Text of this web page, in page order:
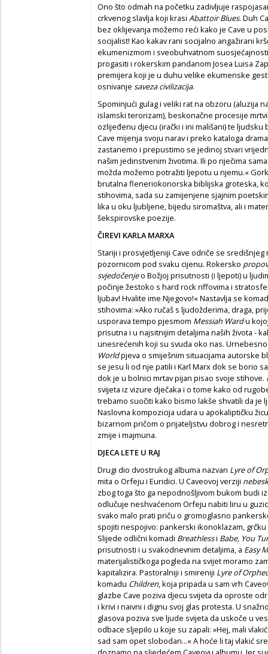
Ono što odmah na početku zadivljuje
crkvenog slavlja koji krasi Abattoir Blues. Duh
bez oklijevanja možemo reći kako je Cave u
socijalist! Kao kakav rani socijalno angažirani
ekumenizmom i sveobuhvatnom
progasiti i rokerskim pandanom Josea Luisa
premijera koji je u duhu velike ekumenske
osnivanje saveza civilizacija.
Spominjući gulag i veliki rat na obzoru (aluzija
islamski terorizam), beskonačne procesije
ozlijeđenu djecu (irački i ini mališani) te
Cave mijenja svoju narav i preko kataloga
zastanemo i prepustimo se jedinoj stvari
našim jedinstvenim životima. Ili po riječima
možda možemo potražiti ljepotu u njemu.«
brutalna fleneriokonorska biblijska groteska,
stihovima, sada su zamijenjene sjajnim
lika u oku ljubljene, bijedu siromaštva, ali i
šekspirovske poezije.
ČIREVI KARLA MARXA
Stariji i prosvjetljeniji Cave odriče se središnjeg
pozornicom pod svaku cijenu. Rokersko
svjedočenjeo Božjoj prisutnosti (i ljepoti) u
počinje žestoko s hard rock riffovima i
ljubav! Hvalite ime Njegovo!« Nastavlja se
stihovima: »Ako ručaš s ljudožderima, draga,
usporava tempo pjesmom Messiah Wardu
prisutna i u najsitnijim detaljima naših života -
unesrećenih koji su svuda oko nas.
Worldpjeva o smiješnim situacijama autorske
se jesu li od nje patili i Karl Marx dok se borio
dok je u bolnici mrtav pijan pisao svoje stihove.
svijeta iz vizure dječaka i o tome kako od
trebamo suočiti kako bismo lakše shvatili da je
Naslovna kompozicija udara u apokaliptičku
bizarnom pričom o prijateljstvu dobrog i
zmije i majmuna.
DJECA LETE U RAJ
Drugi dio dvostrukog albuma nazvan Lyre of
mita o Orfeju i Euridici. U Caveovoj verziji
zbog toga što ga nepodnošljivom bukom budi
odlučuje neshvaćenom Orfeju nabiti liru u
svako malo prati priču o gromoglasno
spojiti nespojivo: pankerski ikonoklazam,
Slijede odlični komadi Breathlessi Babe, You
prisutnosti i u svakodnevnim detaljima, a Easy
materijalističkoga pogleda na svijet moramo
kapitalizira. Pastoralniji i smireniji Lyre of
komadu Children , koja pripada u sam vrh
glazbe Cave poziva djecu svijeta da oproste
i krivi i naivni i dignu svoj glas protesta. U
glasova poziva sve ljude svijeta da uskoče u
odbace sljepilo u koje su zapali: »Hej, mali
sad sam opet slobodan...« A hoće li taj vlakić